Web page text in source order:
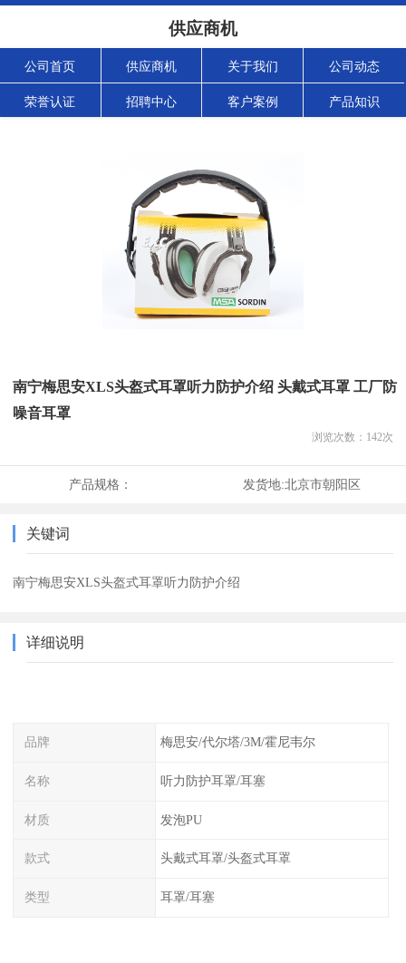
供应商机
公司首页 供应商机 关于我们 公司动态
荣誉认证 招聘中心 客户案例 产品知识
南宁梅思安XLS头盔式耳罩听力防护介绍 头戴式耳罩 工厂防
噪音耳罩
浏览次数： 142次
产品规格： 发货地:北京市朝阳区
关键词
南宁梅思安XLS头盔式耳罩听力防护介绍
详细说明
品牌 梅思安/代尔塔/3M/霍尼韦尔
名称 听力防护耳罩/耳塞
材质 发泡PU
款式 头戴式耳罩/头盔式耳罩
类型 耳罩/耳塞